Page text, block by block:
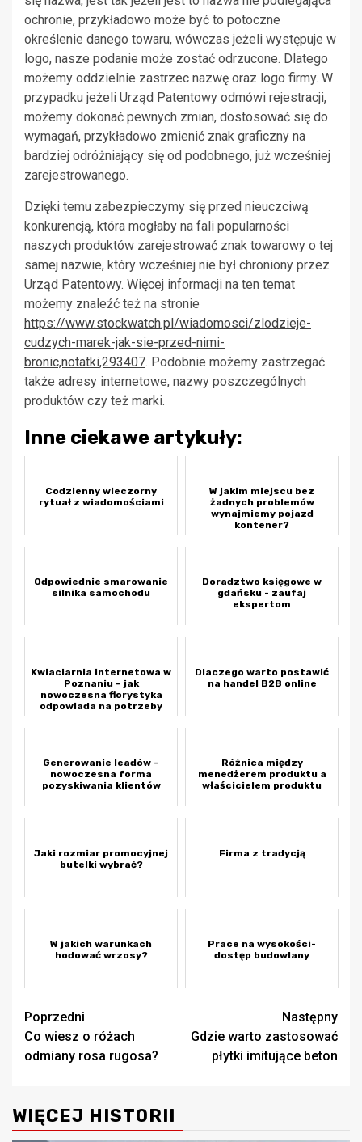
ochronie, przykładowo może być to potoczne
określenie danego towaru, wówczas jeżeli występuje w
logo, nasze podanie może zostać odrzucone. Dlatego
możemy oddzielnie zastrzec nazwę oraz logo firmy. W
przypadku jeżeli Urząd Patentowy odmówi rejestracji,
możemy dokonać pewnych zmian, dostosować się do
wymagań, przykładowo zmienić znak graficzny na
bardziej odróżniający się od podobnego, już wcześniej
zarejestrowanego.
Dzięki temu zabezpieczymy się przed nieuczciwą
konkurencją, która mogłaby na fali popularności
naszych produktów zarejestrować znak towarowy o tej
samej nazwie, który wcześniej nie był chroniony przez
Urząd Patentowy. Więcej informacji na ten temat
możemy znaleźć też na stronie
https://www.stockwatch.pl/wiadomosci/zlodzieje-
cudzych-marek-jak-sie-przed-nimi-
bronic,notatki,293407. Podobnie możemy zastrzegać
także adresy internetowe, nazwy poszczególnych
produktów czy też marki.
Inne ciekawe artykuły:
Codzienny wieczorny
rytuał z wiadomościami
W jakim miejscu bez
żadnych problemów
wynajmiemy pojazd
kontener?
Odpowiednie smarowanie
silnika samochodu
Doradztwo księgowe w
gdańsku - zaufaj
ekspertom
Kwiaciarnia internetowa w
Poznaniu – jak
nowoczesna florystyka
odpowiada na potrzeby
Dlaczego warto postawić
na handel B2B online
Generowanie leadów –
nowoczesna forma
pozyskiwania klientów
Różnica między
menedżerem produktu a
właścicielem produktu
Jaki rozmiar promocyjnej
butelki wybrać?
Firma z tradycją
W jakich warunkach
hodować wrzosy?
Prace na wysokości-
dostęp budowlany
Zobacz
wpisy
Poprzedni
Co wiesz o różach
odmiany rosa rugosa?
Następny
Gdzie warto zastosować
płytki imitujące beton
WIĘCEJ HISTORII